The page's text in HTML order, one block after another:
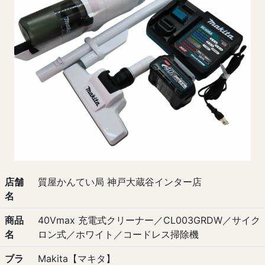
店舗
名
質屋かんてい局 神戸大蔵谷インター店
商品
名
40Vmax 充電式クリーナー／CL003GRDW／サイク
ロン式／ホワイト／コードレス掃除機
ブラ
Makita【マキタ】